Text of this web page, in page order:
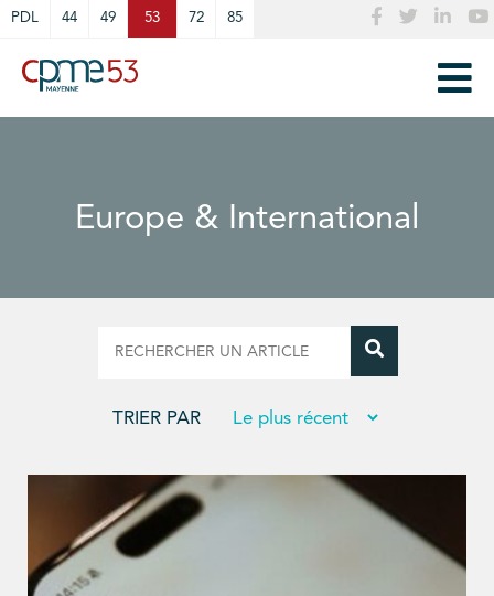
PDL 44 49 53 72 85
Europe & International
TRIER PAR
Cookies management panel